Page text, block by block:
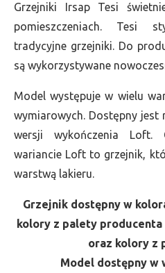
Grzejniki Irsap Tesi
pomieszczeniach. Tesi
tradycyjne grzejniki. Do
są wykorzystywane
Model występuje w wielu
wymiarowych. Dostępny jest
wersji wykończenia Loft.
wariancie Loft to grzejnik,
warstwą lakieru.
Grzejnik dostępny w
kolory z palety producenta
oraz kolory z
Model dostępny w